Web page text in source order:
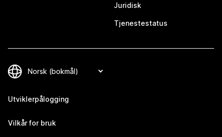
Juridisk
Tjenestestatus
Utviklerpålogging
Vilkår for bruk